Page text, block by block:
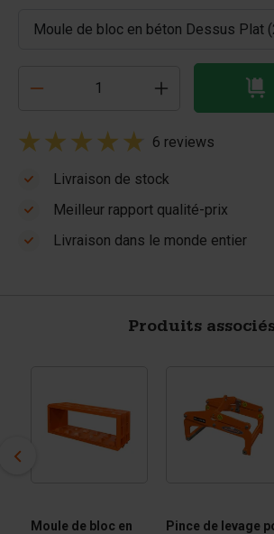
6 reviews
Livraison de stock
Meilleur rapport qualité-prix
Livraison dans le monde entier
Produits
Moule de bloc en
Pince de levage